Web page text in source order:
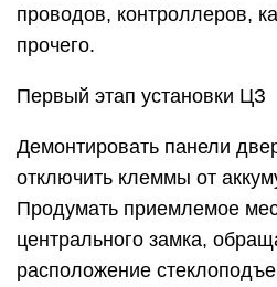
проводов, контроллеров,
прочего.
Первый этап установки ЦЗ
Демонтировать панели
отключить клеммы от
Продумать приемлемое
центрального замка,
расположение